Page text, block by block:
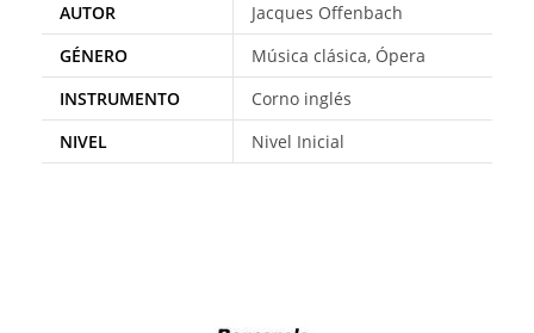
AUTOR
Jacques Offenbach
GÉNERO
Música clásica, Ópera
INSTRUMENTO
Corno inglés
NIVEL
Nivel Inicial